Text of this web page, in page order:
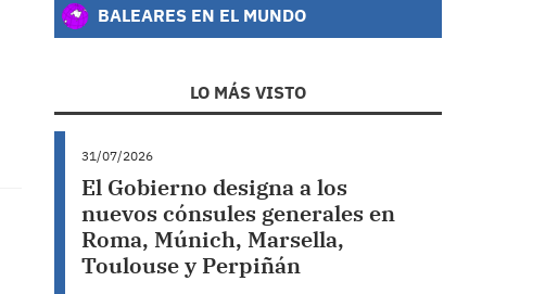
BALEARES EN EL MUNDO
LO MÁS VISTO
31/07/2026
El Gobierno designa a los
nuevos cónsules generales en
Roma, Múnich, Marsella,
Toulouse y Perpiñán